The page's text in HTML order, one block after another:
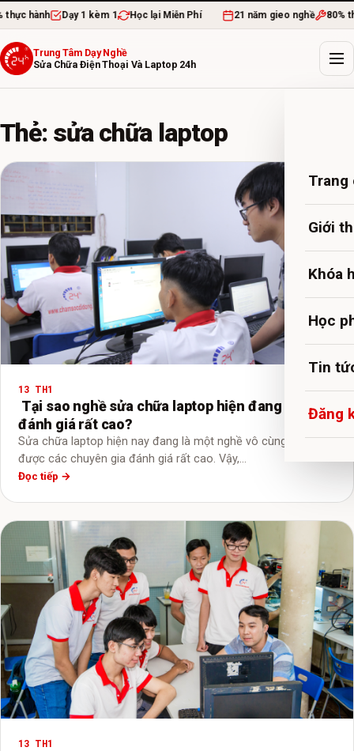
hành Dạy 1 kèm 1 Học lại Miễn Phí 21 năm gieo nghề 80%
Trung Tâm Dạy Nghề
Sửa Chữa Điện Thoại Và Laptop 24h
Trang
Giới
Khóa
Học
Tin
Đăng
Thẻ: sửa chữa laptop
13 TH1
Tại sao nghề sửa chữa laptop hiện đang được
đánh giá rất cao?
Sửa chữa laptop hiện nay đang là một nghề vô cùng hot và
được các chuyên gia đánh giá rất cao. Vậy,…
Đọc tiếp →
13 TH1